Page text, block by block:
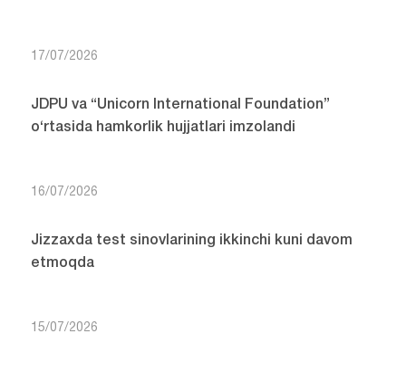
17/07/2026
JDPU va “Unicorn International Foundation”
o‘rtasida hamkorlik hujjatlari imzolandi
16/07/2026
Jizzaxda test sinovlarining ikkinchi kuni davom
etmoqda
15/07/2026